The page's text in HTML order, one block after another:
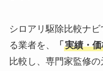
シロアリ駆除比較ナ
る業者を、
「 実績・
比較し、専門家監修